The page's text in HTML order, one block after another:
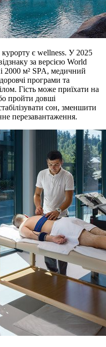
є wellness. У 2025
за версією World
2000 м² SPA, медичний
програми та
Гість може приїхати на
пройти довші
сон, зменшити
перезавантаження.